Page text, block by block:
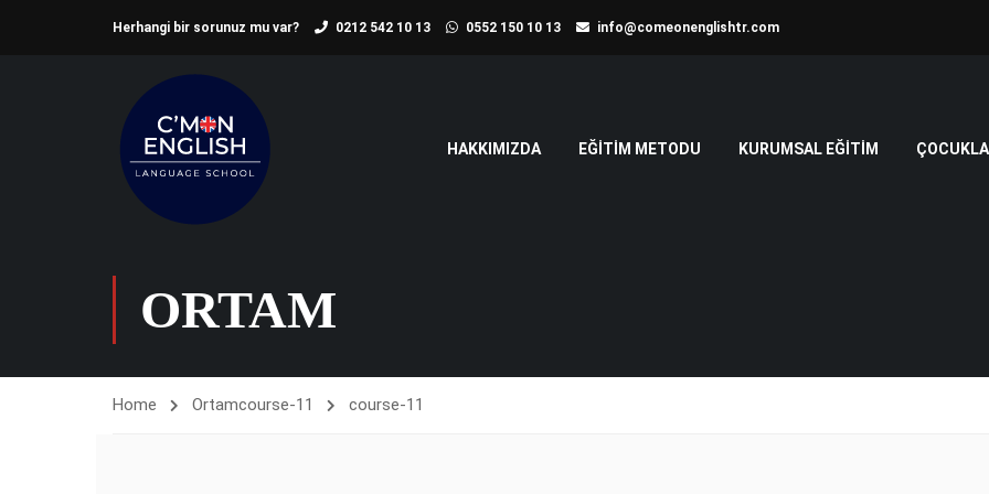
Herhangi bir sorunuz mu var? 0212 542 10 13 0552 150 10 13 info@comeonenglishtr.com
HAKKIMIZDA EĞITIM METODU KURUMSAL EĞITIM
ORTAM
Home Ortamcourse-11 course-11